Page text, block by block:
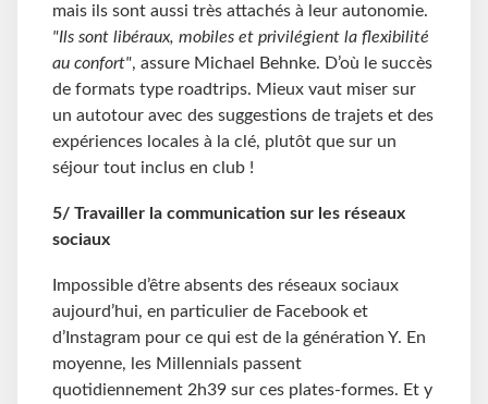
mais ils sont aussi très attachés à leur autonomie.
"Ils sont libéraux, mobiles et privilégient la flexibilité
au confort", assure Michael Behnke. D’où le succès
de formats type roadtrips. Mieux vaut miser sur
un autotour avec des suggestions de trajets et des
expériences locales à la clé, plutôt que sur un
séjour tout inclus en club !
5/ Travailler la communication sur les réseaux
sociaux
Impossible d’être absents des réseaux sociaux
aujourd’hui, en particulier de Facebook et
d’Instagram pour ce qui est de la génération Y. En
moyenne, les Millennials passent
quotidiennement 2h39 sur ces plates-formes. Et y